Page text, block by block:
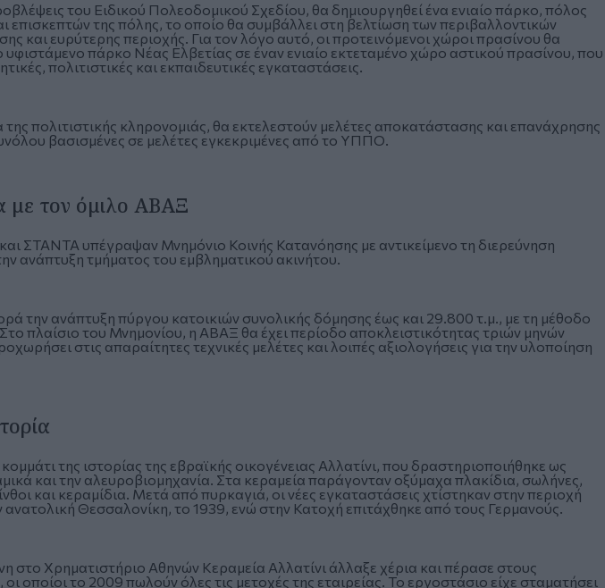
του Ειδικού Πολεοδομικού Σχεδίου, θα δημιουργηθεί ένα ενιαίο πάρκο, πόλος
επισκεπτών της πόλης, το οποίο θα συμβάλλει στη βελτίωση των περιβαλλοντικών
και ευρύτερης περιοχής. Για τον λόγο αυτό, οι προτεινόμενοι χώροι πρασίνου θα
υφιστάμενο πάρκο Νέας Ελβετίας σε έναν ενιαίο εκτεταμένο χώρο αστικού πρασίνου, που
πολιτιστικές και εκπαιδευτικές εγκαταστάσεις.
της πολιτιστικής κληρονομιάς, θα εκτελεστούν μελέτες αποκατάστασης και επανάχρησης
βασισμένες σε μελέτες εγκεκριμένες από το ΥΠΠΟ.
με τον όμιλο ΑΒΑΞ
ΣΤΑΝΤΑ υπέγραψαν Μνημόνιο Κοινής Κατανόησης με αντικείμενο τη διερεύνηση
ανάπτυξη τμήματος του εμβληματικού ακινήτου.
την ανάπτυξη πύργου κατοικιών συνολικής δόμησης έως και 29.800 τ.μ., με τη μέθοδο
πλαίσιο του Μνημονίου, η ΑΒΑΞ θα έχει περίοδο αποκλειστικότητας τριών μηνών
στις απαραίτητες τεχνικές μελέτες και λοιπές αξιολογήσεις για την υλοποίηση
της ιστορίας της εβραϊκής οικογένειας Αλλατίνι, που δραστηριοποιήθηκε ως
και την αλευροβιομηχανία. Στα κεραμεία παράγονταν οξύμαχα πλακίδια, σωλήνες,
και κεραμίδια. Μετά από πυρκαγιά, οι νέες εγκαταστάσεις χτίστηκαν στην περιοχή
ανατολική Θεσσαλονίκη, το 1939, ενώ στην Κατοχή επιτάχθηκε από τους Γερμανούς.
στο Χρηματιστήριο Αθηνών Κεραμεία Αλλατίνι άλλαξε χέρια και πέρασε στους
οποίοι το 2009 πωλούν όλες τις μετοχές της εταιρείας. Το εργοστάσιο είχε σταματήσει